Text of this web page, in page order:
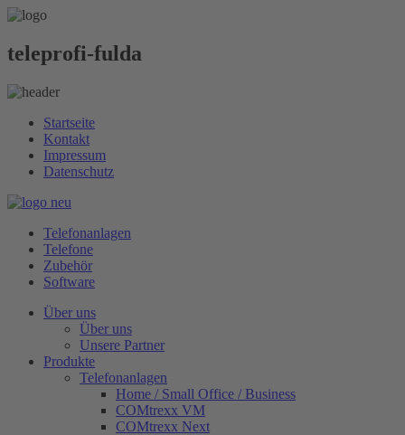
teleprofi-fulda
Startseite
Kontakt
Impressum
Datenschutz
Telefonanlagen
Telefone
Zubehör
Software
Über uns
Über uns
Unsere Partner
Produkte
Telefonanlagen
Home / Small Office / Business
COMtrexx VM
COMtrexx Next